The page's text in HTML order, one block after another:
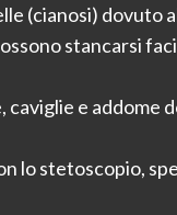
(cianosi) dovuto
stancarsi
e addome
lo stetoscopio,